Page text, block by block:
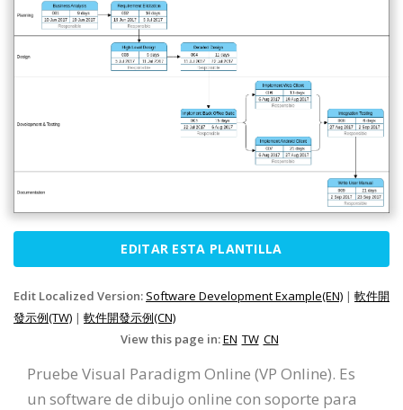
EDITAR ESTA PLANTILLA
Edit Localized Version: Software Development Example(EN) | 軟件開
發示例(TW) | 軟件開發示例(CN)
View this page in:EN TW CN
Pruebe Visual Paradigm Online (VP Online). Es
un software de dibujo online con soporte para